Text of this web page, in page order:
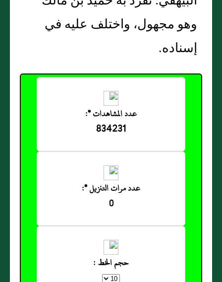
وهو مجهول، واختلف عليه في
إسناده.
عدد المشاهدات *:
834231
عدد مرات التنزيل *:
0
حجم الخط :